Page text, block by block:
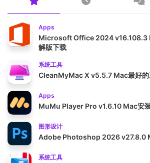
Apps
Microsoft Office 2024 v16.108.3
解版下载
系统工具
CleanMyMac X v5.5.7 Mac最好的
Apps
MuMu Player Pro v1.6.10 Mac安
图形设计
Adobe Photoshop 2026 v27.8.0
系统工具